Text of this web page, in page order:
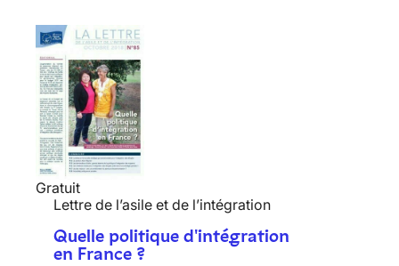
Gratuit
Lettre de l’asile et de l’intégration
Quelle politique d'intégration
en France ?